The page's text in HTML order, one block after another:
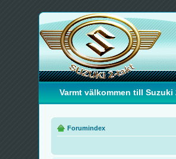
Varmt välkommen till Suzuki
Forumindex